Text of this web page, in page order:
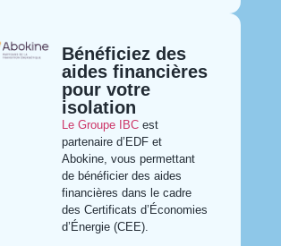
Bénéficiez des
aides financières
pour votre
isolation
Le Groupe IBC est
partenaire d’EDF et
Abokine, vous permettant
de bénéficier des aides
financières dans le cadre
des Certificats d’Économies
d’Énergie (CEE).